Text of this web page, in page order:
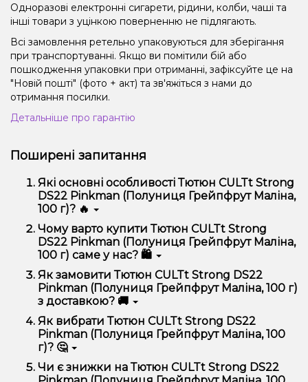
Одноразові електронні сигарети, рідини, колби, чаші та
інші товари з уцінкою поверненню не підлягають.
Всі замовлення ретельно упаковуються для зберігання
при транспортуванні. Якщо ви помітили бій або
пошкодження упаковки при отриманні, зафіксуйте це на
"Новій пошті" (фото + акт) та зв'яжіться з нами до
отримання посилки.
Детальніше про гарантію
Поширені запитання
Які основні особливості Тютюн CULTt Strong
DS22 Pinkman (Полуниця Грейпфрут Маліна,
100 г)? 🔥
Тютюн CULTt Strong DS22 Pinkman (Полуниця
Грейпфрут Маліна, 100 г) відрізняється високою
якістю, зручністю використання та надійністю.
Чому варто купити Тютюн CULTt Strong
DS22 Pinkman (Полуниця Грейпфрут Маліна,
100 г) саме у нас? 🛍️
Ми пропонуємо тільки оригінальну продукцію,
широкий асортимент, вигідні ціни та швидку
доставку. Крім того, у нас регулярні акції та знижки
для клієнтів!
Як замовити Тютюн CULTt Strong DS22
Pinkman (Полуниця Грейпфрут Маліна, 100 г)
з доставкою? 🚚
Оформити замовлення можна в кілька кліків:
Додайте Тютюн CULTt Strong DS22 Pinkman
(Полуниця Грейпфрут Маліна, 100 г) до
Перейдіть до оформлення замовлення.
Як вибрати Тютюн CULTt Strong DS22
Pinkman (Полуниця Грейпфрут Маліна, 100
г)? 🤔
Вибір залежить від ваших уподобань – наприклад,
якщо це кальян, враховуйте розмір, матеріал та тип
Чи є знижки на Тютюн CULTt Strong DS22